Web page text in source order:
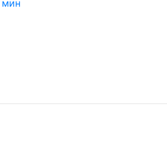
мин